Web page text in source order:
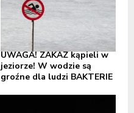
UWAGA! ZAKAZ kąpieli w
jeziorze! W wodzie są
groźne dla ludzi BAKTERIE